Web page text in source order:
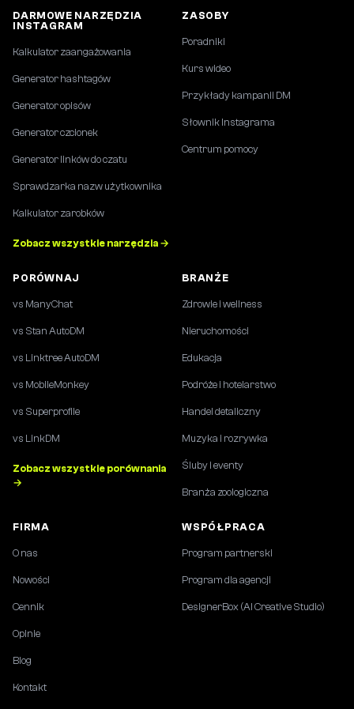
DARMOWE NARZĘDZIA
INSTAGRAM
Kalkulator zaangażowania
Generator hashtagów
Generator opisów
Generator czcionek
Generator linków do czatu
Sprawdzarka nazw użytkownika
Kalkulator zarobków
Zobacz wszystkie narzędzia →
ZASOBY
Poradniki
Kurs wideo
Przykłady kampanii DM
Słownik Instagrama
Centrum pomocy
PORÓWNAJ
vs ManyChat
vs Stan AutoDM
vs Linktree AutoDM
vs MobileMonkey
vs Superprofile
vs LinkDM
Zobacz wszystkie porównania
→
BRANŻE
Zdrowie i wellness
Nieruchomości
Edukacja
Podróże i hotelarstwo
Handel detaliczny
Muzyka i rozrywka
Śluby i eventy
Branża zoologiczna
FIRMA
O nas
Nowości
Cennik
Opinie
Blog
Kontakt
WSPÓŁPRACA
Program partnerski
Program dla agencji
DesignerBox (AI Creative Studio)